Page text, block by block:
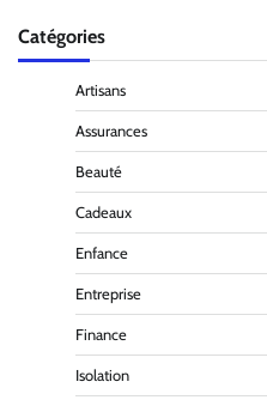
Catégories
Artisans
Assurances
Beauté
Cadeaux
Enfance
Entreprise
Finance
Isolation